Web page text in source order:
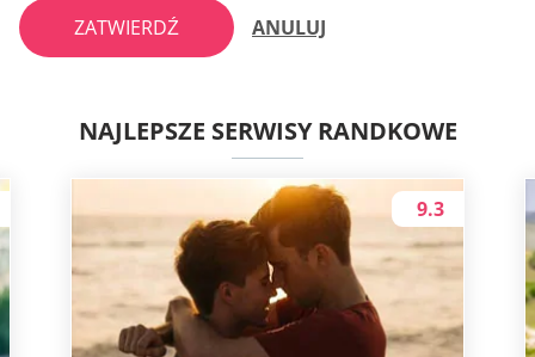
ZATWIERDŹ ANULUJ
NAJLEPSZE SERWISY RANDKOWE
9.3